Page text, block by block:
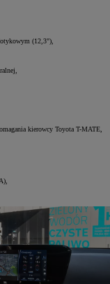
(12,3"),
kierowcy Toyota T-MATE,